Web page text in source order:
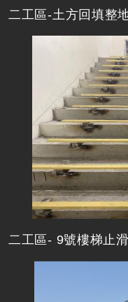
二工區-土方回填整
二工區- 9號樓梯止